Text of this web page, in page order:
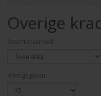
Overige
Beschikbaarheid:
Weergegeven: